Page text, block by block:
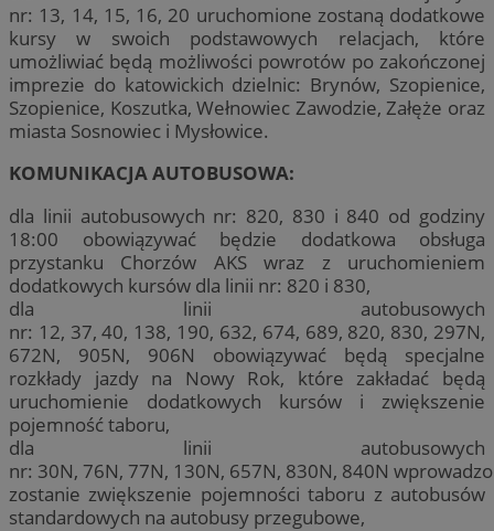
nr: 13, 14, 15, 16, 20 uruchomione zostaną dodatkowe
kursy w swoich podstawowych relacjach, które
umożliwiać będą możliwości powrotów po zakończonej
imprezie do katowickich dzielnic: Brynów, Szopienice,
Szopienice, Koszutka, Wełnowiec Zawodzie, Załęże oraz
miasta Sosnowiec i Mysłowice.
KOMUNIKACJA AUTOBUSOWA:
dla linii autobusowych nr: 820, 830 i 840 od godziny
18:00 obowiązywać będzie dodatkowa obsługa
przystanku Chorzów AKS wraz z uruchomieniem
dodatkowych kursów dla linii nr: 820 i 830,
dla linii autobusowych
nr: 12, 37, 40, 138, 190, 632, 674, 689, 820, 830, 297N,
672N, 905N, 906N obowiązywać będą specjalne
rozkłady jazdy na Nowy Rok, które zakładać będą
uruchomienie dodatkowych kursów i zwiększenie
pojemność taboru,
dla linii autobusowych
nr: 30N, 76N, 77N, 130N, 657N, 830N, 840N
zostanie zwiększenie pojemności taboru z autobusów
standardowych na autobusy przegubowe,